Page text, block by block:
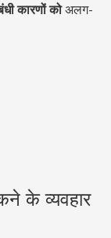
कारणों को अलग-
के व्यवहार